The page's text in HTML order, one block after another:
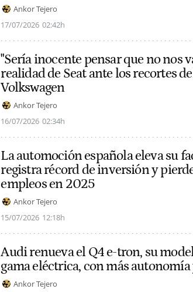
Ankor Tejero
17/07/2026 02:42h
"Sería inocente pensar que no nos
realidad de Seat ante los recortes
Volkswagen
Ankor Tejero
16/07/2026 02:34h
La automoción española eleva su
registra récord de inversión y
empleos en 2025
Ankor Tejero
15/07/2026 12:18h
Audi renueva el Q4 e-tron, su
gama eléctrica, con más
Ankor Tejero